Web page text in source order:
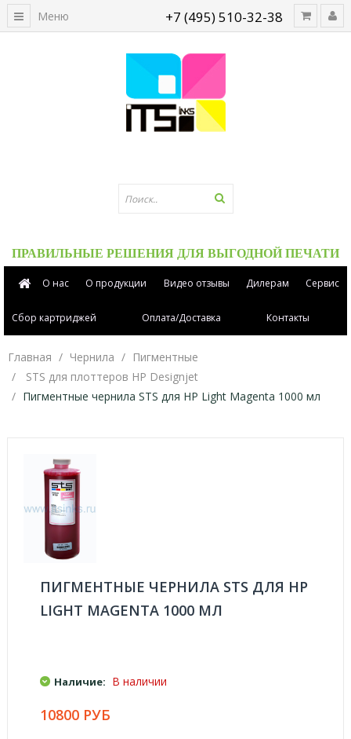
+7 (495) 510-32-38
ПРАВИЛЬНЫЕ РЕШЕНИЯ ДЛЯ ВЫГОДНОЙ ПЕЧАТИ
Меню
О нас О продукции Видео отзывы Дилерам Сервис
Сбор картриджей Оплата/Доставка Контакты
Главная Чернила
Пигментные
STS для плоттеров HP Designjet
Пигментные чернила STS для HP Light Magenta 1000 мл
ПИГМЕНТНЫЕ ЧЕРНИЛА STS ДЛЯ HP
LIGHT MAGENTA 1000 МЛ
Наличие: В наличии
10800 РУБ